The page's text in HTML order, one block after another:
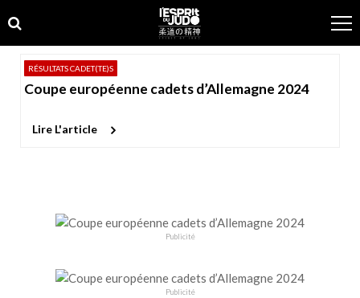
to
navigation
to
content
RÉSULTATS CADET(TE)S
Coupe européenne cadets d’Allemagne 2024
Lire L'article
Publicité
Publicité